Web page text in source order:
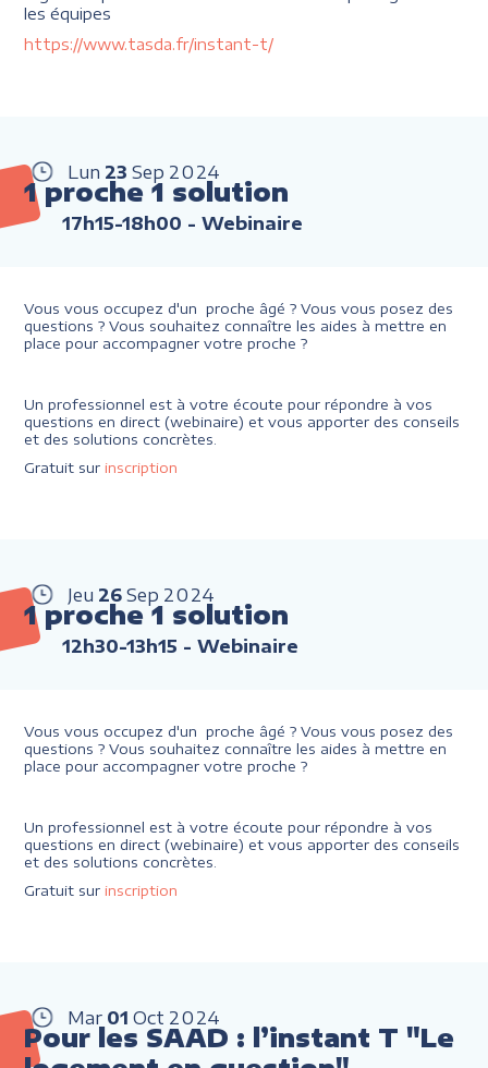
les équipes
https://www.tasda.fr/instant-t/
Lun 23 Sep 2024
1 proche 1 solution
17h15-18h00 - Webinaire
Vous vous occupez d'un proche âgé ? Vous vous posez des
questions ? Vous souhaitez connaître les aides à mettre en
place pour accompagner votre proche ?
Un professionnel est à votre écoute pour répondre à vos
questions en direct (webinaire) et vous apporter des conseils
et des solutions concrètes.
Gratuit sur inscription
Jeu 26 Sep 2024
1 proche 1 solution
12h30-13h15 - Webinaire
Vous vous occupez d'un proche âgé ? Vous vous posez des
questions ? Vous souhaitez connaître les aides à mettre en
place pour accompagner votre proche ?
Un professionnel est à votre écoute pour répondre à vos
questions en direct (webinaire) et vous apporter des conseils
et des solutions concrètes.
Gratuit sur inscription
Mar 01 Oct 2024
Pour les SAAD : l’instant T "Le